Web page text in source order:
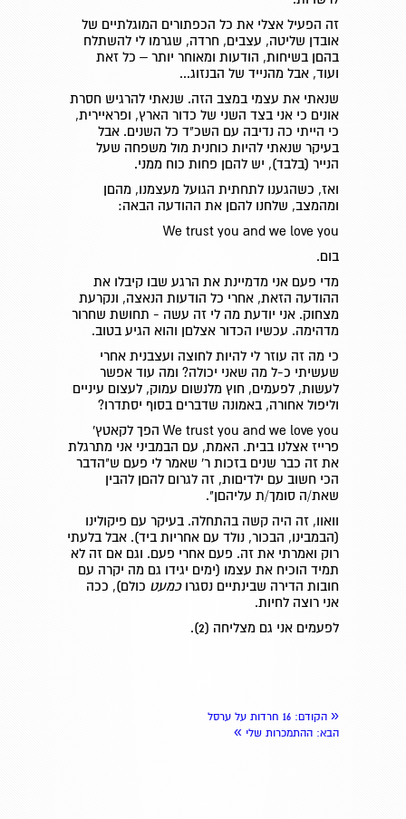
זה הפעיל אצלי את כל הכפתורים המוגלתיים של
אובדן שליטה, עצבים, חרדה, שגרמו לי להשתלח
בהםן בשיחות, הודעות ומאוחר יותר – כל זאת
ועוד, אבל מהנייד של הבנזוג...
שנאתי את עצמי במצב הזה. שנאתי להרגיש חסרת
אונים כי אני בצד השני של כדור הארץ, ופראיירית,
כי הייתי כה נדיבה עם השכ"ד כל השנים. אבל
בעיקר שנאתי להיות כוחנית מול משפחה שעל
הנייר (בלבד), יש להםן פחות כוח ממני.
ואז, כשהגענו לתחתית הגועל מעצמנו, מהםן
ומהמצב, שלחנו להםן את ההודעה הבאה:
We trust you and we love you
בום.
מדי פעם אני מדמיינת את הרגע שבו קיבלו את
ההודעה הזאת, אחרי כל הודעות הנאצה, ונקרעת
מצחוק. אני יודעת מה לי זה עשה - תחושת שחרור
מדהימה. עכשיו הכדור אצלםן והוא הגיע בטוב.
כי מה זה עוזר לי להיות לחוצה ועצבנית אחרי
שעשיתי כ-ל מה שאני יכולה? ומה עוד אפשר
לעשות, לפעמים, חוץ מלנשום עמוק, לעצום עיניים
וליפול אחורה, באמונה שדברים בסוף יסתדרו?
We trust you and we love youהפך לקאטץ'
פרייז אצלנו בבית. האמת, עם הבמביני אני מתרגלת
את זה כבר שנים בזכות ר' שאמר לי פעם ש"הדבר
הכי חשוב עם ילדיםות, זה לגרום להםן להבין
שאת/ה סומך/ת עליהםן".
וואוו, זה היה קשה בהתחלה. בעיקר עם פיקולינו
(הבמבינו, הבכור, נולד עם אחריות ביד). אבל בלעתי
רוק ואמרתי את זה. פעם אחרי פעם. וגם אם זה לא
תמיד הוכיח את עצמו (ימים יגידו גם מה יקרה עם
חובות הדירה שבינתיים נסגרוכמעט כולם), ככה
אני רוצה לחיות.
לפעמים אני גם מצליחה (2)
.
« הקודם: 16 חרדות על ערסל
הבא: ההתמכרות שלי »